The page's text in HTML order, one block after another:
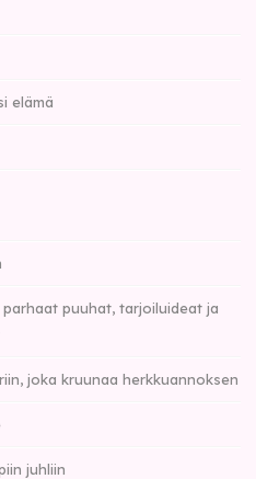
elämä
puuhat, tarjoiluideat ja
joka kruunaa herkkuannoksen
juhliin